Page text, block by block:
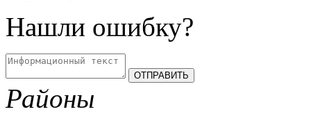
Нашли ошибку?
Районы